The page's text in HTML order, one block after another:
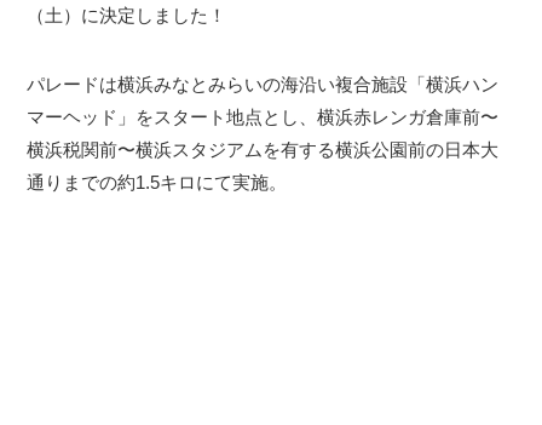
（土）に決定しました！
パレードは横浜みなとみらいの海沿い複合施設「横浜ハン
マーヘッド」をスタート地点とし、横浜赤レンガ倉庫前〜
横浜税関前〜横浜スタジアムを有する横浜公園前の日本大
通りまでの約1.5キロにて実施。